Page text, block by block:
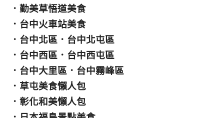
． 勤美草悟道美食
． 台中火車站美食
． 台中北區 ． 台中北屯區
． 台中西區 ． 台中西屯區
． 台中大里區 ． 台中霧峰區
． 草屯美食懶人包
． 彰化和美懶人包